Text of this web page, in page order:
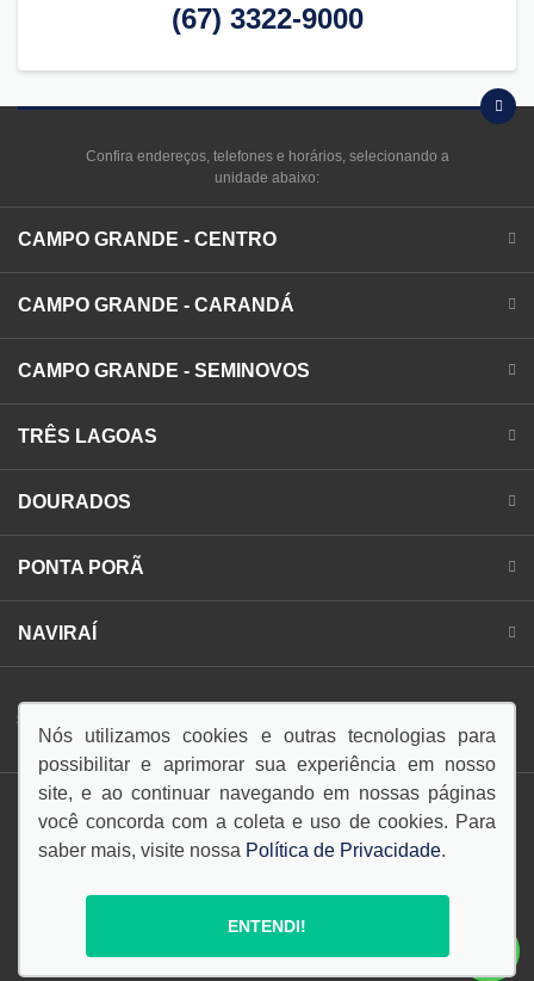
(67) 3322-9000
Confira endereços, telefones e horários, selecionando a
unidade abaixo:
CAMPO GRANDE - CENTRO
CAMPO GRANDE - CARANDÁ
CAMPO GRANDE - SEMINOVOS
TRÊS LAGOAS
DOURADOS
PONTA PORÃ
NAVIRAÍ
SIGA-NOS:
Política de privacidade
Nós utilizamos cookies e outras tecnologias para
possibilitar e aprimorar sua experiência em nosso
site, e ao continuar navegando em nossas páginas
você concorda com a coleta e uso de cookies. Para
saber mais, visite nossa Política de Privacidade.
ENTENDI!